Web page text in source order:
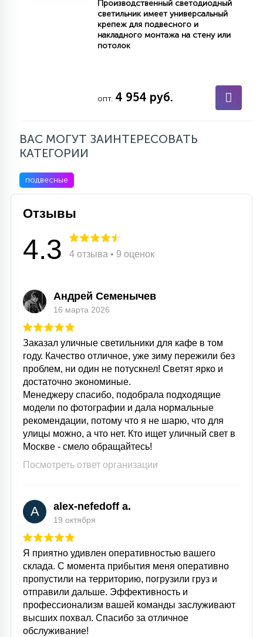
УПРАВЛЕНИЕ СВЕТОМ
СТЕКЛЯННЫЕ
ПОДВЕСНЫЕ
НАПОЛЬНЫЕ
НАСТЕННЫЕ
Производственный светодиодный
светильник имеет универсальный
крепеж для подвесного и
накладного монтажа на стену или
потолок
опт. 4 954 руб.
ВАС МОГУТ ЗАИНТЕРЕСОВАТЬ
КАТЕГОРИИ
подвесные
Отзывы
4.3 4 отзыва • 9 оценок
Андрей Семенычев
16 марта 2026
Заказал уличные светильники для кафе в том
году. Качество отличное, уже зиму пережили без
проблем, ни один не потускнел! Светят ярко и
достаточно экономиные.
Менеджеру спасибо, подобрала подходящие
модели по фотографии и дала нормальные
рекомендации, потому что я не шарю, что для
улицы можно, а что нет. Кто ищет уличный свет в
Москве - смело обращайтесь!
Посмотреть ответ организации
A alex-nefedoff a.
19 октября
Я приятно удивлен оперативностью вашего
склада. С момента прибытия меня оперативно
пропустили на территорию, погрузили груз и
отправили дальше. Эффективность и
профессионализм вашей команды заслуживают
высших похвал. Спасибо за отличное
обслуживание!